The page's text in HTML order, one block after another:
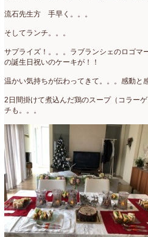
流石先生方 手早く。。。
そしてランチ。。。
サプライズ！。。。ラブランシェのロゴマ
の誕生日祝いのケーキが！！
温かい気持ちが伝わってきて。。。感動と
2日間掛けて煮込んだ鶏のスープ（コラー
チも。。。